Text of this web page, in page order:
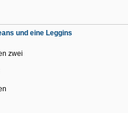
und eine Leggins
zwei